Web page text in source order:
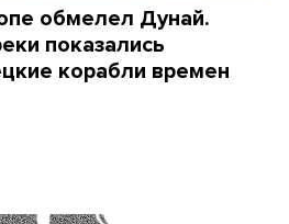
обмелел Дунай.
показались
корабли времен